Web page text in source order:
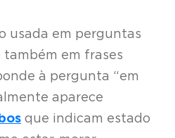
usada em perguntas
em frases
à pergunta “em
aparece
que indicam estado